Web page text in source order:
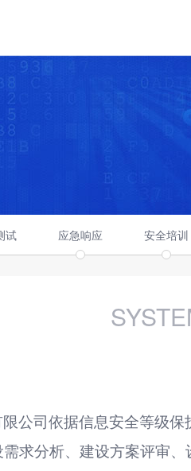
试 应急响应 安全培训
公司依据信息安全等级
求分析、建设方案评审